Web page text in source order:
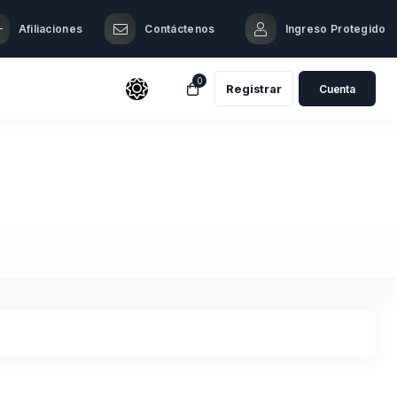
0
Registrar Cuenta
Afiliaciones Contáctenos Ingreso Protegido️